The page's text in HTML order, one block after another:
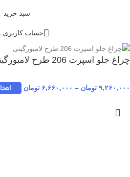
سبد خرید
حساب کاربری
چراغ جلو اسپرت 206 طرح لامبورگینی
۹,۲۶۰,۰۰۰ تومان – ۶,۶۶۰,۰۰۰ تومان